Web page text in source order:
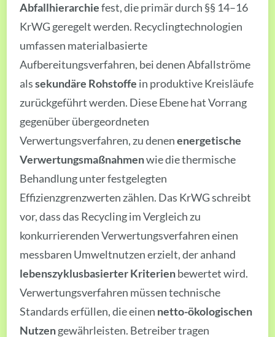
Abfallhierarchiefest, die primär durch §§ 14–16
KrWG geregelt werden. Recyclingtechnologien
umfassen materialbasierte
Aufbereitungsverfahren, bei denen Abfallströme
alssekundäre Rohstoffe in produktive Kreisläufe
zurückgeführt werden. Diese Ebene hat Vorrang
gegenüber übergeordneten
Verwertungsverfahren, zu denenenergetische
Verwertungsmaßnahmenwie die thermische
Behandlung unter festgelegten
Effizienzgrenzwerten zählen. Das KrWG schreibt
vor, dass das Recycling im Vergleich zu
konkurrierenden Verwertungsverfahren einen
messbaren Umweltnutzen erzielt, der anhand
lebenszyklusbasierter Kriterienbewertet wird.
Verwertungsverfahren müssen technische
Standards erfüllen, die einen netto-ökologischen
Nutzengewährleisten. Betreiber tragen